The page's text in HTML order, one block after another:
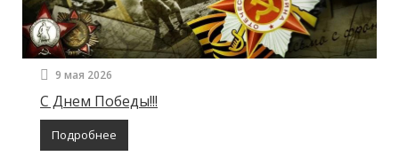
9 мая 2026
С Днем Победы!!!
Подробнее